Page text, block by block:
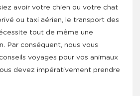
avoir votre chien ou votre chat
ou taxi aérien, le transport des
tout de même une
Par conséquent, nous vous
voyages pour vos animaux
devez impérativement prendre